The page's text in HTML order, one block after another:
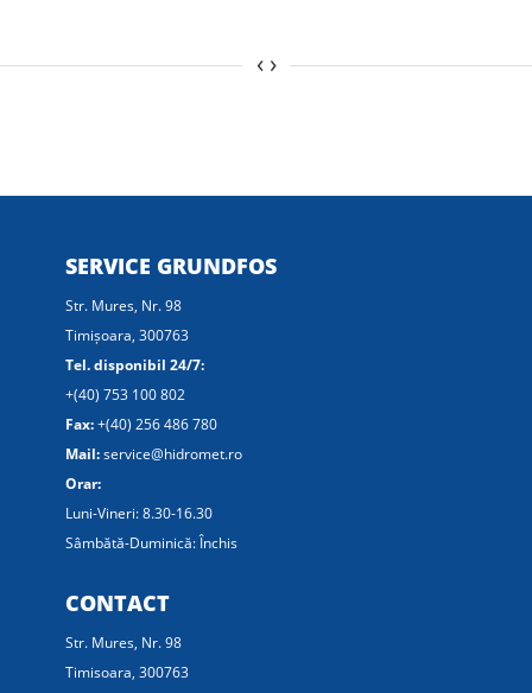
‹ ›
SERVICE GRUNDFOS
Str. Mures, Nr. 98
Timișoara, 300763
Tel. disponibil 24/7:
+(40) 753 100 802
Fax:+(40) 256 486 780
Mail:service@hidromet.ro
Orar:
Luni-Vineri: 8.30-16.30
Sâmbătă-Duminică: Închis
CONTACT
Str. Mures, Nr. 98
Timisoara, 300763